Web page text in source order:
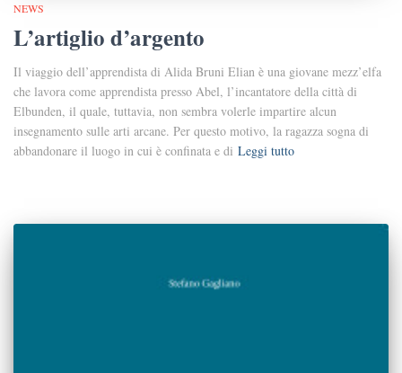
NEWS
L’artiglio d’argento
Il viaggio dell’apprendista di Alida Bruni Elian è una giovane mezz’elfa
che lavora come apprendista presso Abel, l’incantatore della città di
Elbunden, il quale, tuttavia, non sembra volerle impartire alcun
insegnamento sulle arti arcane. Per questo motivo, la ragazza sogna di
abbandonare il luogo in cui è confinata e di Leggi tutto